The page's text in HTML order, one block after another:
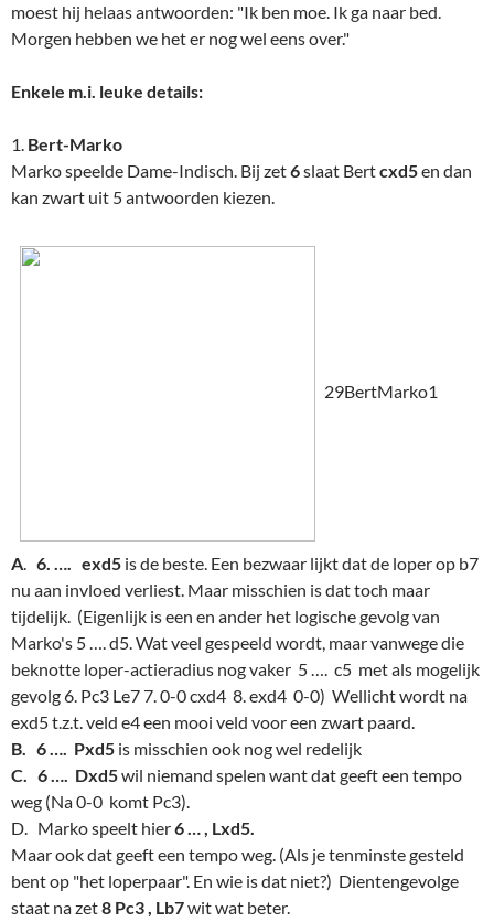
moest hij helaas antwoorden: "Ik ben moe. Ik ga naar bed.
Morgen hebben we het er nog wel eens over."
Enkele m.i. leuke details:
1. Bert-Marko
Marko speelde Dame-Indisch. Bij zet6slaat Bertcxd5en dan
kan zwart uit 5 antwoorden kiezen.
29BertMarko1
A. 6. …. exd5 is de beste. Een bezwaar lijkt dat de loper op b7
nu aan invloed verliest. Maar misschien is dat toch maar
tijdelijk. (Eigenlijk is een en ander het logische gevolg van
Marko's 5 …. d5. Wat veel gespeeld wordt, maar vanwege die
beknotte loper-actieradius nog vaker 5 …. c5 met als mogelijk
gevolg 6. Pc3 Le7 7. 0-0 cxd4 8. exd4 0-0) Wellicht wordt na
exd5 t.z.t. veld e4 een mooi veld voor een zwart paard.
B. 6 …. Pxd5 is misschien ook nog wel redelijk
C. 6 …. Dxd5wil niemand spelen want dat geeft een tempo
weg (Na 0-0 komt Pc3).
D. Marko speelt hier6 … , Lxd5.
Maar ook dat geeft een tempo weg. (Als je tenminste gesteld
bent op "het loperpaar". En wie is dat niet?) Dientengevolge
staat na zet8 Pc3 , Lb7wit wat beter.